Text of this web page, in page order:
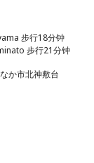
步行18分钟
か市北神敷台